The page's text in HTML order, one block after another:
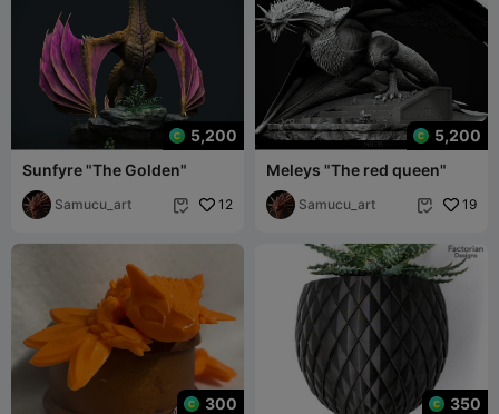
5,200
Sunfyre "The Golden"
Samucu_art  12
5,200
Meleys "The red queen"
Samucu_art  19
300
350